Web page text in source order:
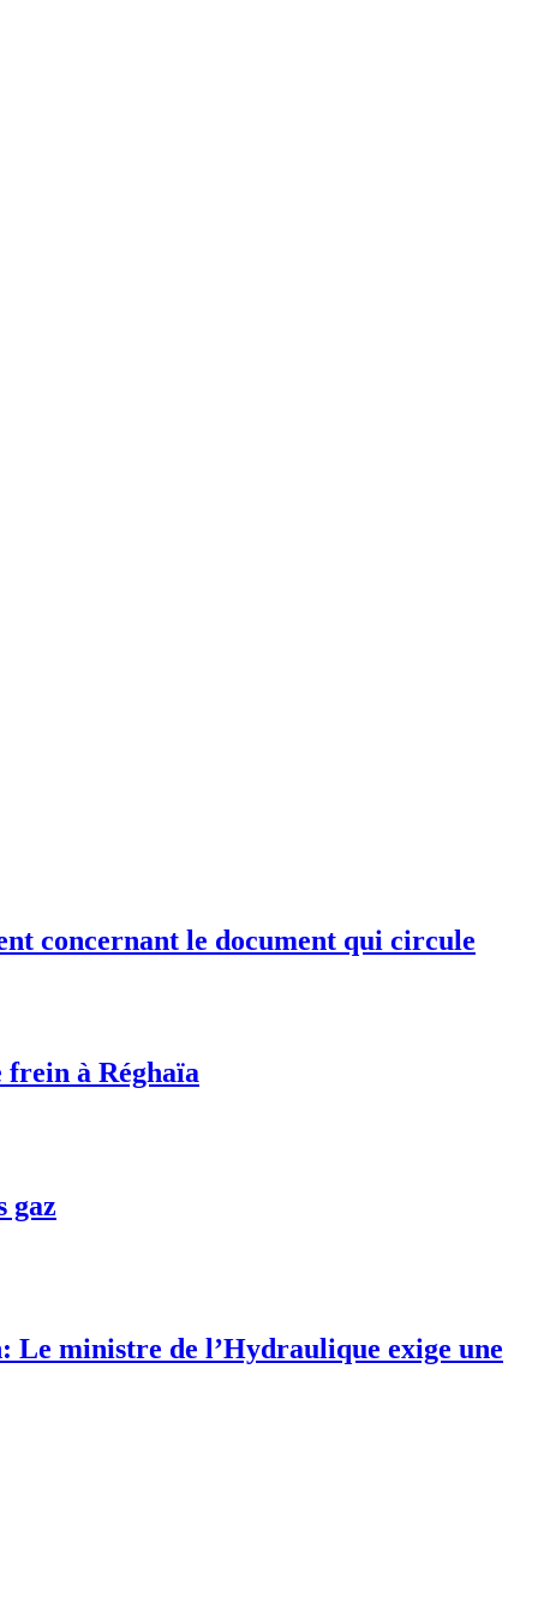
concernant le document qui circule
frein à Réghaïa
gaz
Le ministre de l’Hydraulique exige une